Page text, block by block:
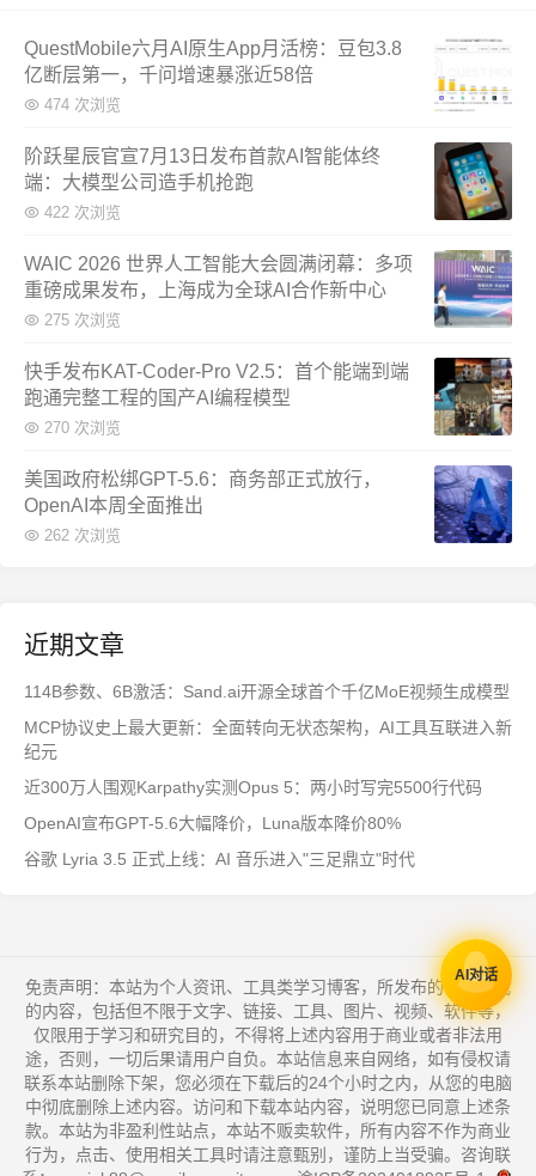
QuestMobile六月AI原生App月活榜：豆包3.8
亿断层第一，千问增速暴涨近58倍
474 次浏览
阶跃星辰官宣7月13日发布首款AI智能体终
端：大模型公司造手机抢跑
422 次浏览
WAIC 2026 世界人工智能大会圆满闭幕：多项
重磅成果发布，上海成为全球AI合作新中心
275 次浏览
快手发布KAT-Coder-Pro V2.5：首个能端到端
跑通完整工程的国产AI编程模型
270 次浏览
美国政府松绑GPT-5.6：商务部正式放行，
OpenAI本周全面推出
262 次浏览
近期文章
114B参数、6B激活：Sand.ai开源全球首个千亿MoE视频生成模型
MCP协议史上最大更新：全面转向无状态架构，AI工具互联进入新
纪元
近300万人围观Karpathy实测Opus 5：两小时写完5500行代码
OpenAI宣布GPT-5.6大幅降价，Luna版本降价80%
谷歌 Lyria 3.5 正式上线：AI 音乐进入"三足鼎立"时代
免责声明：本站为个人资讯、工具类学习博客，所发布的一切形式
的内容，包括但不限于文字、链接、工具、图片、视频、软件等，
仅限用于学习和研究目的，不得将上述内容用于商业或者非法用
途，否则，一切后果请用户自负。本站信息来自网络，如有侵权请
联系本站删除下架，您必须在下载后的24个小时之内，从您的电脑
中彻底删除上述内容。访问和下载本站内容，说明您已同意上述条
款。本站为非盈利性站点，本站不贩卖软件，所有内容不作为商业
行为，点击、使用相关工具时请注意甄别，谨防上当受骗。咨询联
AI对话